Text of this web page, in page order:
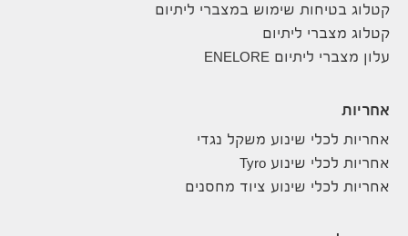
קטלוג בטיחות שימוש במצברי ליתיום
קטלוג מצברי ליתיום
עלון מצברי ליתיום ENELORE
אחריות
אחריות לכלי שינוע משקל נגדי
אחריות לכלי שינוע Tyro
אחריות לכלי שינוע ציוד מחסנים